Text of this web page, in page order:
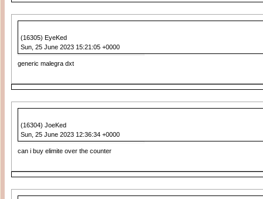
(16305) EyeKed
Sun, 25 June 2023 15:21:05 +0000
generic malegra dxt
(16304) JoeKed
Sun, 25 June 2023 12:36:34 +0000
can i buy elimite over the counter